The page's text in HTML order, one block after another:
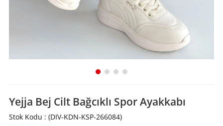
Yejja Bej Cilt Bağcıklı Spor Ayakkabı
Stok Kodu (DIV-KDN-KSP-266084)